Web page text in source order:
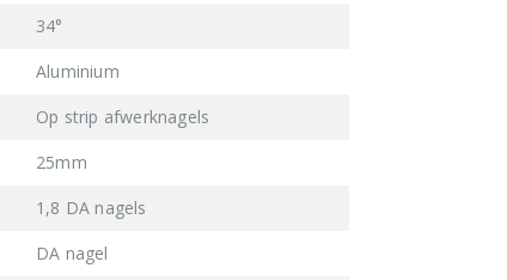
34°
Aluminium
Op strip afwerknagels
25mm
1,8 DA nagels
DA nagel